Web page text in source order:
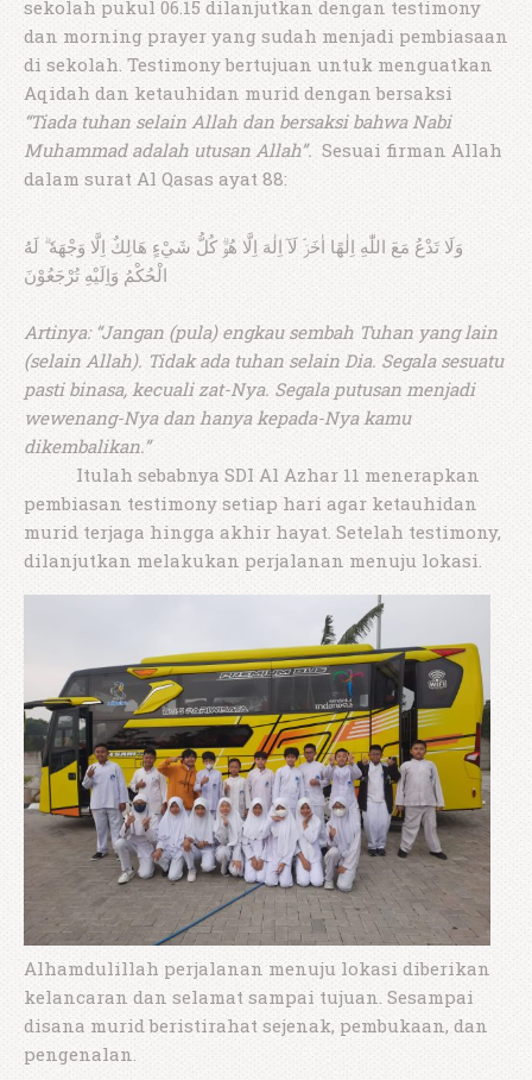
sekolah pukul 06.15 dilanjutkan dengan testimony
dan morning prayer yang sudah menjadi pembiasaan
di sekolah. Testimony bertujuan untuk menguatkan
Aqidah dan ketauhidan murid dengan bersaksi
“Tiada tuhan selain Allah dan bersaksi bahwa Nabi
Muhammad adalah utusan Allah”. Sesuai firman Allah
dalam surat Al Qasas ayat 88:
وَلَا تَدْعُ مَعَ اللّٰهِ اِلٰهًا اٰخَرَۘ لَآ اِلٰهَ اِلَّا هُوَۗ كُلُّ شَيْءٍ هَالِكٌ اِلَّا وَجْهَهٗ ۗ لَهُ
الْحُكْمُ وَاِلَيْهِ تُرْجَعُوْنَ
Artinya: “Jangan (pula) engkau sembah Tuhan yang lain
(selain Allah). Tidak ada tuhan selain Dia. Segala sesuatu
pasti binasa, kecuali zat-Nya. Segala putusan menjadi
wewenang-Nya dan hanya kepada-Nya kamu
dikembalikan.”
Itulah sebabnya SDI Al Azhar 11 menerapkan
pembiasan testimony setiap hari agar ketauhidan
murid terjaga hingga akhir hayat. Setelah testimony,
dilanjutkan melakukan perjalanan menuju lokasi.
Alhamdulillah perjalanan menuju lokasi diberikan
kelancaran dan selamat sampai tujuan. Sesampai
disana murid beristirahat sejenak, pembukaan, dan
pengenalan.